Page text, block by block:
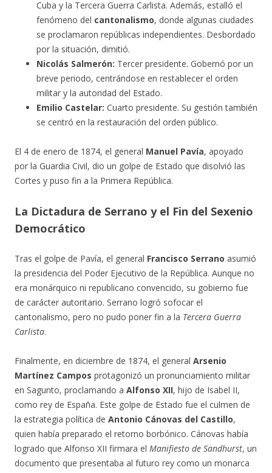
Cuba y la Tercera Guerra Carlista. Además, estalló el
fenómeno del cantonalismo, donde algunas ciudades
se proclamaron repúblicas independientes. Desbordado
por la situación, dimitió.
Nicolás Salmerón: Tercer presidente. Gobernó por un
breve periodo, centrándose en restablecer el orden
militar y la autoridad del Estado.
Emilio Castelar: Cuarto presidente. Su gestión también
se centró en la restauración del orden público.
El 4 de enero de 1874, el general Manuel Pavía, apoyado
por la Guardia Civil, dio un golpe de Estado que disolvió las
Cortes y puso fin a la Primera República.
La Dictadura de Serrano y el Fin del Sexenio
Democrático
Tras el golpe de Pavía, el general Francisco Serrano asumió
la presidencia del Poder Ejecutivo de la República. Aunque no
era monárquico ni republicano convencido, su gobierno fue
de carácter autoritario. Serrano logró sofocar el
cantonalismo, pero no pudo poner fin a la Tercera Guerra
Carlista.
Finalmente, en diciembre de 1874, el general Arsenio
Martínez Campos protagonizó un pronunciamiento militar
en Sagunto, proclamando a Alfonso XII, hijo de Isabel II,
como rey de España. Este golpe de Estado fue el culmen de
la estrategia política de Antonio Cánovas del Castillo,
quien había preparado el retorno borbónico. Cánovas había
logrado que Alfonso XII firmara el Manifiesto de Sandhurst, un
documento que presentaba al futuro rey como un monarca